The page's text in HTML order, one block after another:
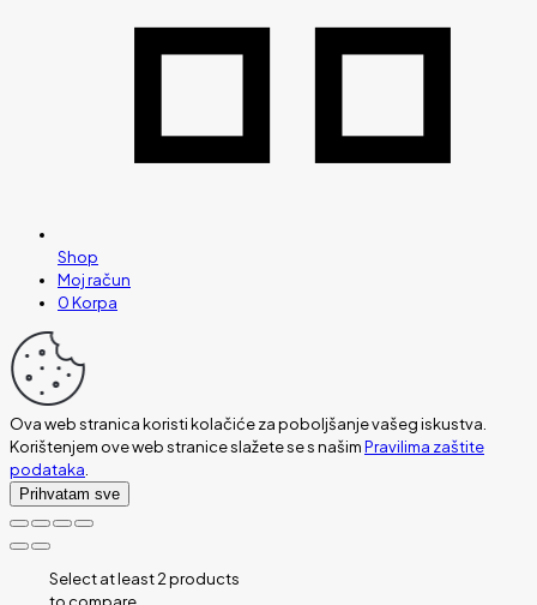
Shop
Moj račun
0Korpa
Ova web stranica koristi kolačiće za poboljšanje vašeg iskustva.
Korištenjem ove web stranice slažete se s našimPravilima zaštite
podataka.
Prihvatam sve
Select at least 2 products